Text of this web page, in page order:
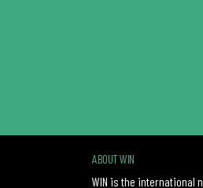
ABOUT WIN
WIN is the international